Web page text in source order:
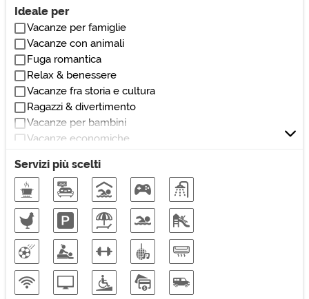
Vicino teatri/cinema
Loft
Villetta a schiera
Dormitorio
Affittacamere
Locanda
Pensione
Dimora storica
Masseria
Casale
Rustico
Ideale per
Vacanze per famiglie
Vacanze con animali
Fuga romantica
Relax & benessere
Vacanze fra storia e cultura
Ragazzi & divertimento
Vacanze per bambini
Vacanze economiche
Soggiorni di lavoro
Vacanze sulla neve
Vacanze eco-friendly
Servizi più scelti